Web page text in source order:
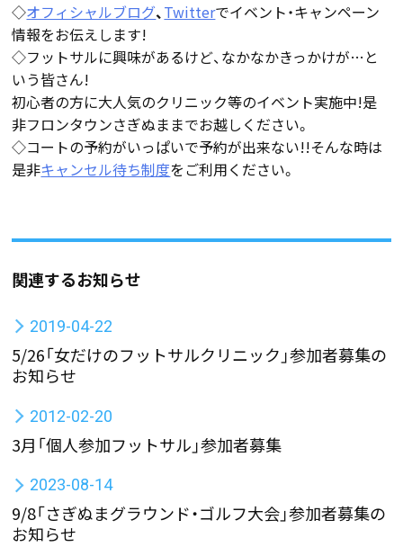
◇オフィシャルブログ、Twitterでイベント・キャンペーン
情報をお伝えします!
◇フットサルに興味があるけど、なかなかきっかけが…と
いう皆さん!
初心者の方に大人気のクリニック等のイベント実施中!是
非フロンタウンさぎぬままでお越しください。
◇コートの予約がいっぱいで予約が出来ない!!そんな時は
是非キャンセル待ち制度をご利用ください。
関連するお知らせ
2019-04-22
5/26「女だけのフットサルクリニック」参加者募集の
お知らせ
2012-02-20
3月「個人参加フットサル」参加者募集
2023-08-14
9/8「さぎぬまグラウンド・ゴルフ大会」参加者募集の
お知らせ